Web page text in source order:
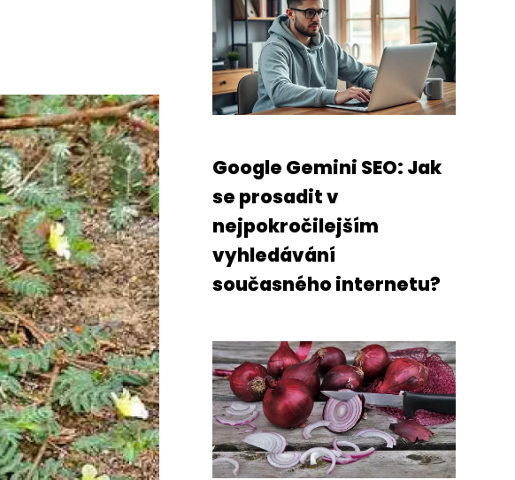
Google Gemini SEO: Jak
se prosadit v
nejpokročilejším
vyhledávání
současného internetu?